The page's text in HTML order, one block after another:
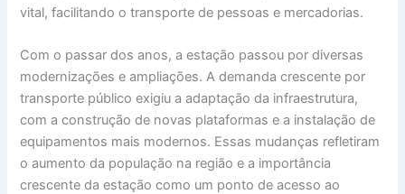
vital, facilitando o transporte de pessoas e mercadorias.
Com o passar dos anos, a estação passou por diversas
modernizações e ampliações. A demanda crescente por
transporte público exigiu a adaptação da infraestrutura,
com a construção de novas plataformas e a instalação de
equipamentos mais modernos. Essas mudanças refletiram
o aumento da população na região e a importância
crescente da estação como um ponto de acesso ao